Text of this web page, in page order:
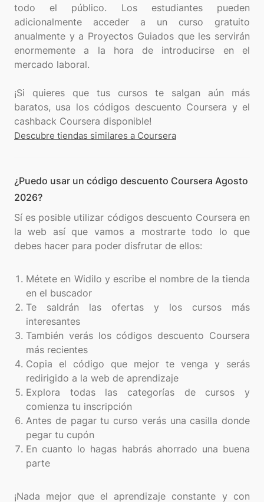
todo el público. Los estudiantes pueden
adicionalmente acceder a un curso gratuito
anualmente y a Proyectos Guiados que les servirán
enormemente a la hora de introducirse en el
mercado laboral.
¡Si quieres que tus cursos te salgan aún más
baratos, usa los códigos descuento Coursera y el
Descubre tiendas similares a Coursera
¿Puedo usar un código descuento Coursera Agosto
2026?
Sí es posible utilizar códigos descuento Coursera en
la web así que vamos a mostrarte todo lo que
debes hacer para poder disfrutar de ellos:
Métete en Widilo y escribe el nombre de la tienda
en el buscador
Te saldrán las ofertas y los cursos más
interesantes
También verás los códigos descuento Coursera
más recientes
Copia el código que mejor te venga y serás
redirigido a la web de aprendizaje
Explora todas las categorías de cursos y
comienza tu inscripción
Antes de pagar tu curso verás una casilla donde
pegar tu cupón
En cuanto lo hagas habrás ahorrado una buena
parte
¡Nada mejor que el aprendizaje constante y con